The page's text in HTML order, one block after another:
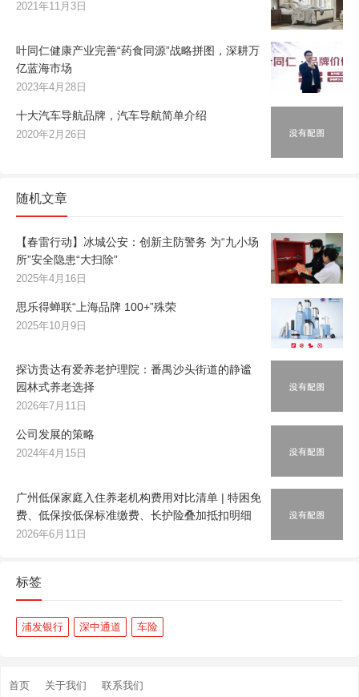
2021年11月3日
叶同仁健康产业完善“药食同源”战略拼图，深耕万
亿蓝海市场
2023年4月28日
十大汽车导航品牌，汽车导航简单介绍
2020年2月26日
随机文章
【春雷行动】冰城公安：创新主防警务 为“九小场
所”安全隐患“大扫除”
2025年4月16日
思乐得蝉联“上海品牌 100+”殊荣
2025年10月9日
探访贵达有爱养老护理院：番禺沙头街道的静谧
园林式养老选择
2026年7月11日
公司发展的策略
2024年4月15日
广州低保家庭入住养老机构费用对比清单 | 特困免
费、低保按低保标准缴费、长护险叠加抵扣明细
2026年6月11日
标签
浦发银行 深中通道 车险
首页 关于我们 联系我们